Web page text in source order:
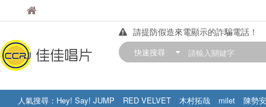
佳佳唱片
請提防假造來電顯示的詐騙電話！
【中華門市營業時間調整公告】
快速搜尋
人氣搜尋： Hey! Say! JUMP RED VELVET 木村拓哉 milet
陳勢安